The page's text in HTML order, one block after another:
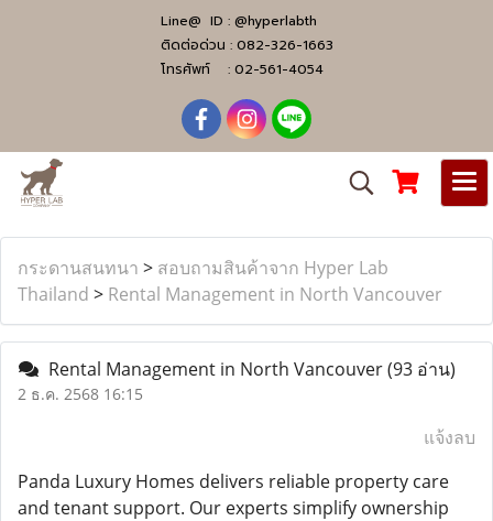
Line@ ID : @hyperlabth
ติดต่อด่วน : 082-326-1663
โทรศัพท์ : 02-561-4054
กระดานสนทนา > สอบถามสินค้าจาก Hyper Lab
Thailand > Rental Management in North Vancouver
Rental Management in North Vancouver(93 อ่าน)
2 ธ.ค. 2568 16:15
แจ้งลบ
Panda Luxury Homes delivers reliable property care
and tenant support. Our experts simplify ownership